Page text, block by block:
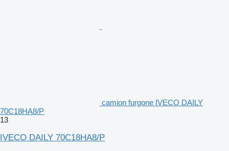
camion furgone IVECO DAILY
70C18HA8/P
13
IVECO DAILY 70C18HA8/P